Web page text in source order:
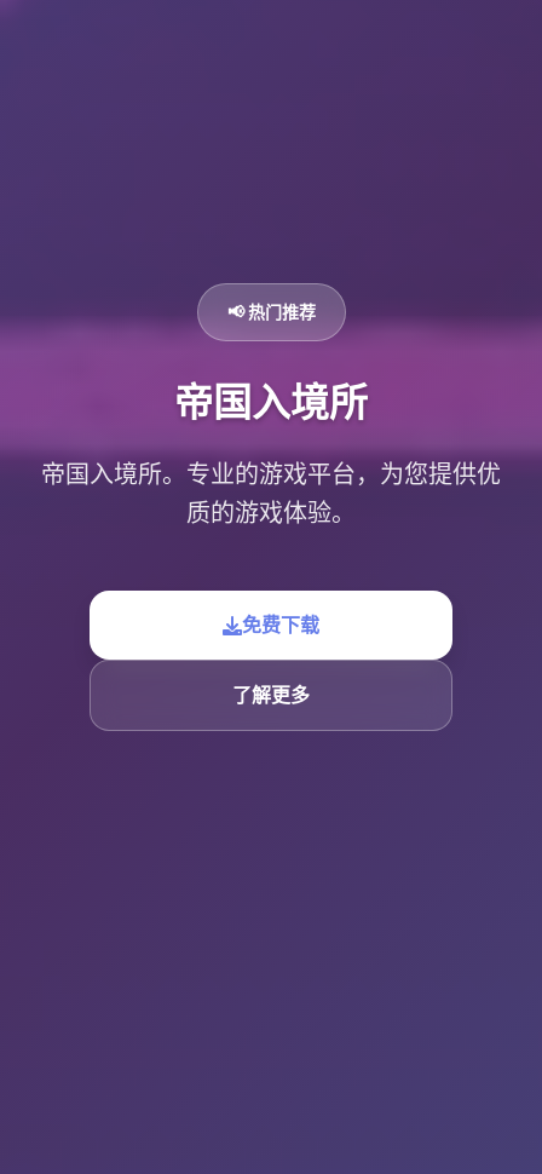
📢 热门推荐
帝国入境所
帝国入境所。专业的游戏平台，为您提供优
质的游戏体验。
免费下载
了解更多